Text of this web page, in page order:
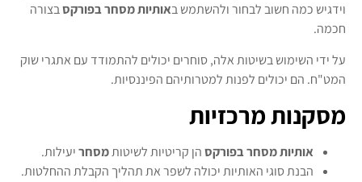
וידגיש כמה חשוב לבחור ולהשתמש באותיות מסחר בפורקסבצורה
חכמה.
על ידי השימוש בשיטות אלה, סוחרים יכולים להתמודד עם אתגרי שוק
המט"ח. הם יכולים לפנות למטרותיהם הפיננסיות.
מסקנות מרכזיות
אותיות מסחר בפורקסהן קריטיות לשיטותמסחריעילות.
הבנת סוגי האותיות יכולה לשפר את תהליך הקבלת ההחלטות.